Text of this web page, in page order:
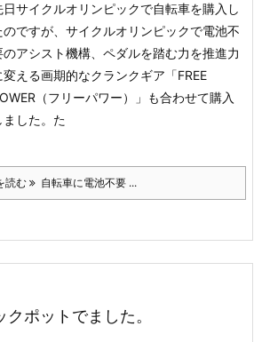
日サイクルオリンピックで自転車を購入し
のですが、サイクルオリンピックで電池不
のアシスト機構、ペダルを踏む力を推進力
変える画期的なクランクギア「FREE
（フリーパワー）」も合わせて購入
ました。 た
読む 自転車に電池不要 ...
クポットでました。